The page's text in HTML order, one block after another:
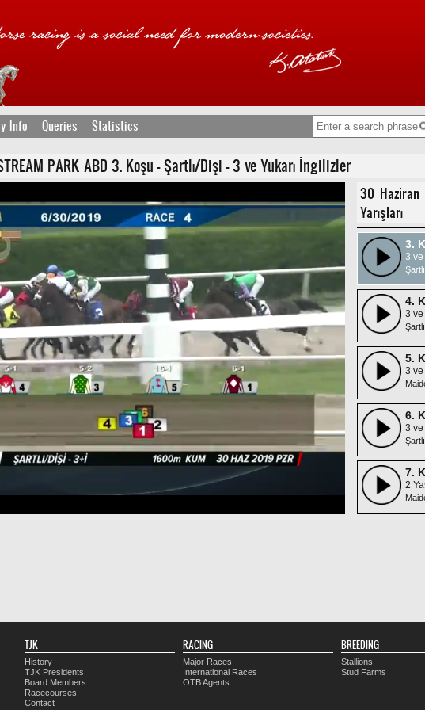
Info Queries Statistics
PARK ABD 3. Koşu - Şartlı/Dişi - 3 ve Yukarı İngilizler
30 Haziran
Yarışları
1.
2.
3
3.
3 ve
4.
3 ve
Şartlı
5.
3 ve
6.
3 ve
Şartlı
7.
2
TJK
History
TJK Presidents
Board Members
Racecourses
Contact
RACING
Major Races
International Races
OTB Agents
BREEDING
Stallions
Stud Farms